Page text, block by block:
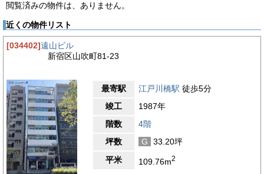
るため、テナントごとに自由な温度調整が可能で、季節を問わず
イバーに対応しており、高速かつ安定したインターネット環境が
確保されています。オンライン会議やクラウド業務の多い企業に
も適した仕様で、現代のビジネスニーズにしっかりと応える設備
が整っています。エレベーターは1基設置されており、フロア間
制限がないため、時間にとらわれない柔軟な働き方を実現できま
す。夜間や早朝の作業が必要な業種や、独自の勤務体系を採用す
る企業にとっても大きなメリットとなります。落ち着いた立地と
安定した設備を兼ね備えた鈴木ビルは、事業の拠点として信頼性
の高い選択肢です。長期的に安心して利用できるバランスの取れ
【周辺ガイド】
鈴木ビルのある新宿区山吹町は、都心でありながらも落ち着いた
閲覧済みの物件は、ありません。
近くの物件リスト
[034402]遠山ビル
新宿区山吹町81-23
最寄駅 江戸川橋駅 徒歩5分
竣工
1987年
階数
4階
坪数
G
33.20坪
平米
109.76m2